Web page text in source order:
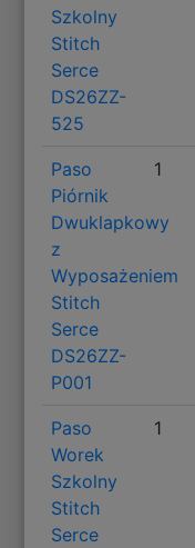
Szkolny
Stitch
Serce
DS26ZZ-
525
Paso
Piórnik
Dwuklapkowy
z
Wyposażeniem
Stitch
Serce
DS26ZZ-
P001
1
Paso
Worek
Szkolny
Stitch
Serce
1